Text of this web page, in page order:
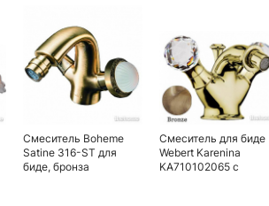
Смеситель Boheme
Satine 316-ST для
биде, бронза
Смеситель для биде
Webert Karenina
KA710102065 c